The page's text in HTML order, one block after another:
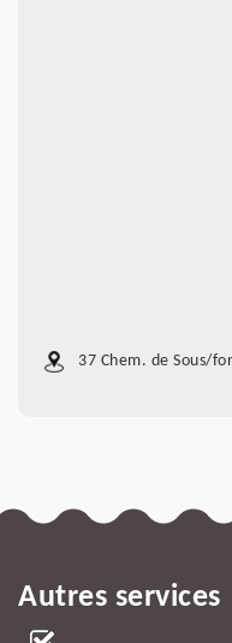
37 Chem. de Sous/
Autres services